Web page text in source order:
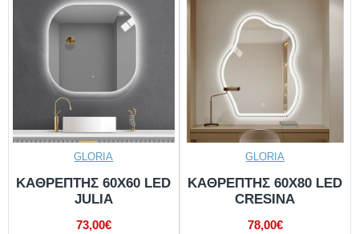
GLORIA
KΑΘΡΕΠΤΗΣ 60X60 LED
JULIA
73,00€
GLORIA
KΑΘΡΕΠΤΗΣ 60X80 LED
CRESINA
78,00€